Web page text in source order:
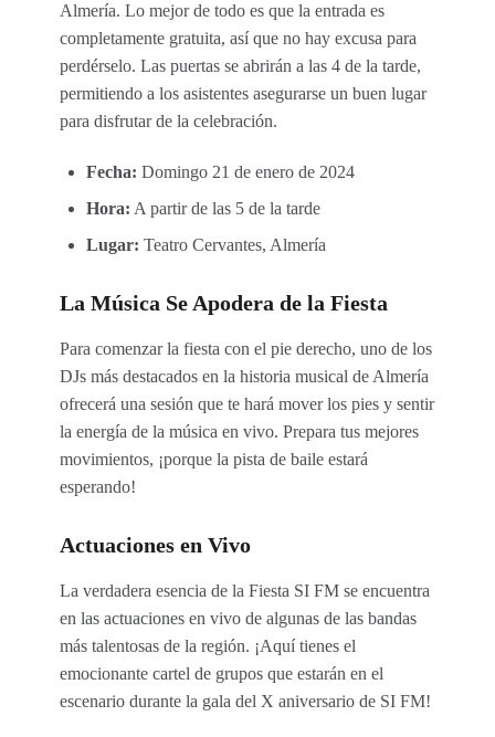
Almería. Lo mejor de todo es que la entrada es
completamente gratuita, así que no hay excusa para
perdérselo. Las puertas se abrirán a las 4 de la tarde,
permitiendo a los asistentes asegurarse un buen lugar
para disfrutar de la celebración.
Fecha: Domingo 21 de enero de 2024
Hora: A partir de las 5 de la tarde
Lugar: Teatro Cervantes, Almería
La Música Se Apodera de la Fiesta
Para comenzar la fiesta con el pie derecho, uno de los
DJs más destacados en la historia musical de Almería
ofrecerá una sesión que te hará mover los pies y sentir
la energía de la música en vivo. Prepara tus mejores
movimientos, ¡porque la pista de baile estará
esperando!
Actuaciones en Vivo
La verdadera esencia de la Fiesta SI FM se encuentra
en las actuaciones en vivo de algunas de las bandas
más talentosas de la región. ¡Aquí tienes el
emocionante cartel de grupos que estarán en el
escenario durante la gala del X aniversario de SI FM!